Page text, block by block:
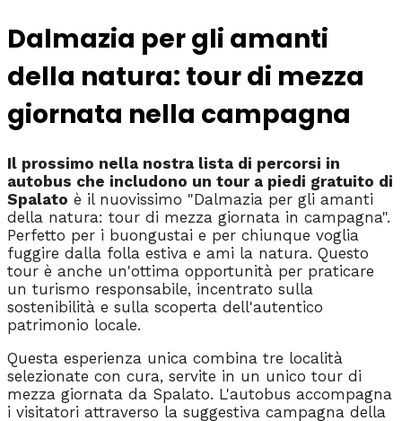
Dalmazia per gli amanti
della natura: tour di mezza
giornata nella campagna
Il prossimo nella nostra lista di percorsi in
autobus che includono un tour a piedi gratuito di
Spalato è il nuovissimo "Dalmazia per gli amanti
della natura: tour di mezza giornata in campagna".
Perfetto per i buongustai e per chiunque voglia
fuggire dalla folla estiva e ami la natura. Questo
tour è anche un'ottima opportunità per praticare
un turismo responsabile, incentrato sulla
sostenibilità e sulla scoperta dell'autentico
patrimonio locale.
Questa esperienza unica combina tre località
selezionate con cura, servite in un unico tour di
mezza giornata da Spalato. L'autobus accompagna
i visitatori attraverso la suggestiva campagna della